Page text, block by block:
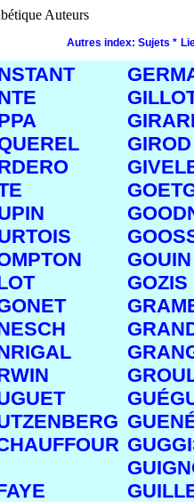
Auteurs
Autres index: Sujets *
GIROD
GOUIN
GOZIS